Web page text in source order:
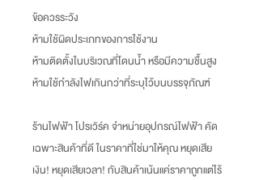
ข้อควรระวัง
ห้ามใช้ผิดประเภทของการใช้งาน
ห้ามติดตั้งในบริเวณที่โดนน้ำ หรือมีความชื้นสูง
ห้ามใช้กำลังไฟเกินกว่าที่ระบุไว้บนบรรจุภัณฑ์
ร้านไฟฟ้า โปรเวิร์ค จำหน่ายอุปกรณ์ไฟฟ้า คัด
เฉพาะสินค้าที่ดี ในราคาที่ใช่มาให้คุณ หยุดเสีย
เงิน!หยุดเสียเวลา!กับสินค้าเน้นแค่ราคาถูกแต่ไร้